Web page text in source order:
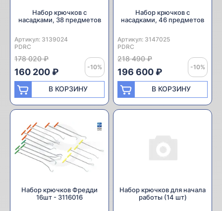
Набор крючков с
насадками, 38 предметов
Артикул: 3139024
Производитель:
PDRC
178 020 ₽
-10%
160 200 ₽
В КОРЗИНУ
Набор крючков с
насадками, 46 предметов
Артикул: 3147025
Производитель:
PDRC
218 490 ₽
-10%
196 600 ₽
В КОРЗИНУ
Набор крючков Фредди
16шт - 3116016
Набор крючков для начала
работы (14 шт)